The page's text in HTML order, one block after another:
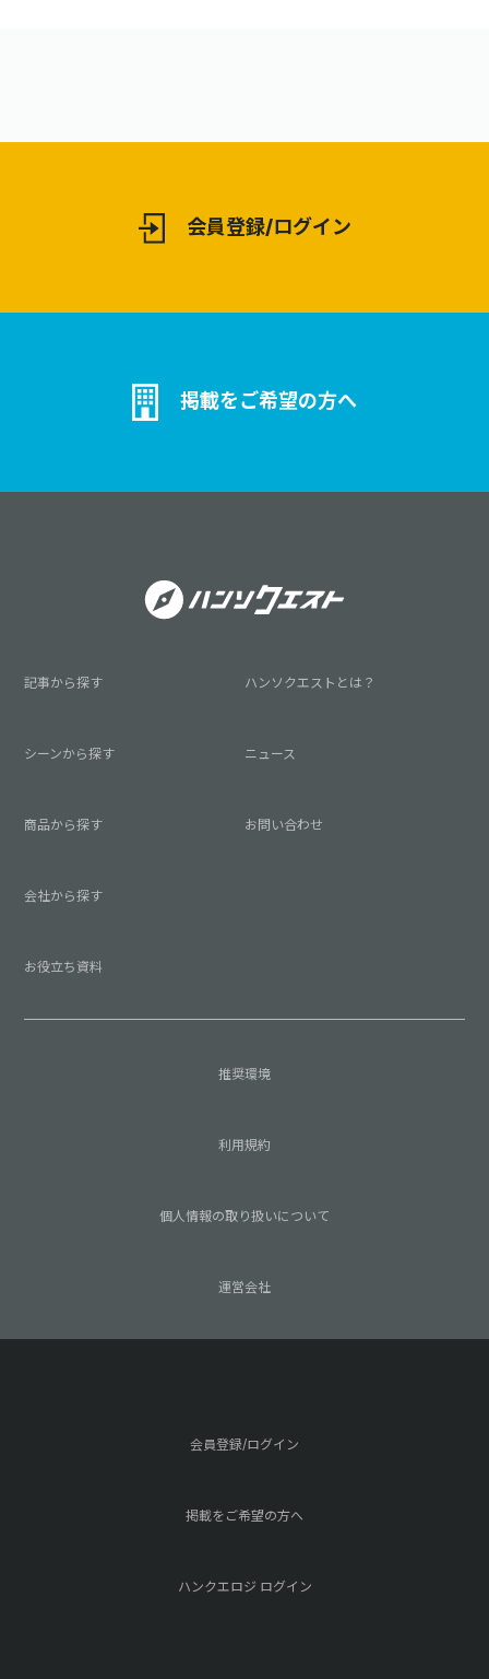
会員登録/ログイン
掲載をご希望の方へ
記事から探す
シーンから探す
商品から探す
会社から探す
お役立ち資料
ハンソクエストとは？
ニュース
お問い合わせ
推奨環境
利用規約
個人情報の取り扱いについて
運営会社
会員登録/ログイン
掲載をご希望の方へ
ハンクエロジ ログイン